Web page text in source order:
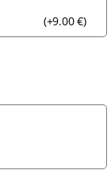
(+9.00€)